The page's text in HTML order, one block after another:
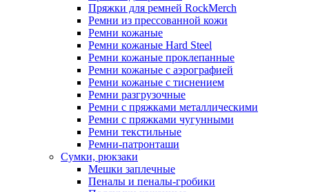
Пряжки для ремней RockMerch
Ремни из прессованной кожи
Ремни кожаные
Ремни кожаные Hard Steel
Ремни кожаные проклепанные
Ремни кожаные с аэрографией
Ремни кожаные с тиснением
Ремни разгрузочные
Ремни с пряжками металлическими
Ремни с пряжками чугунными
Ремни текстильные
Ремни-патронташи
Сумки, рюкзаки
Мешки заплечные
Пеналы и пеналы-гробики